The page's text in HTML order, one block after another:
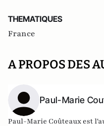
THEMATIQUES
France
A PROPOS DES
Paul-Marie
Paul-Marie Coûteaux est